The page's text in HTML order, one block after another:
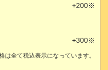
+200※
+300※
は全て税込表示になっています。